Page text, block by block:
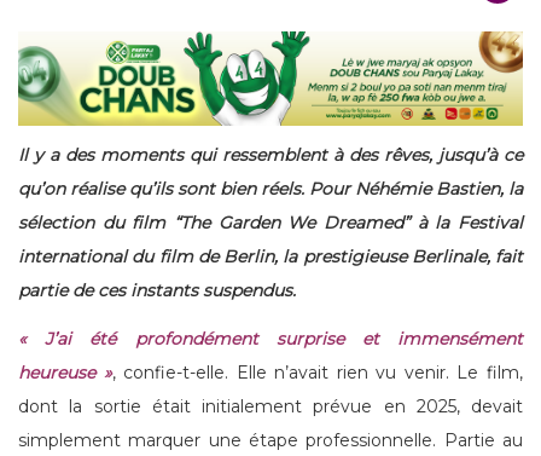
Il y a des moments qui ressemblent à des rêves, jusqu’à ce
qu’on réalise qu’ils sont bien réels. Pour Néhémie Bastien, la
sélection du film “The Garden We Dreamed” à la Festival
international du film de Berlin, la prestigieuse Berlinale, fait
partie de ces instants suspendus.
« J’ai été profondément surprise et immensément
heureuse », confie-t-elle. Elle n’avait rien vu venir. Le film,
dont la sortie était initialement prévue en 2025, devait
simplement marquer une étape professionnelle. Partie au